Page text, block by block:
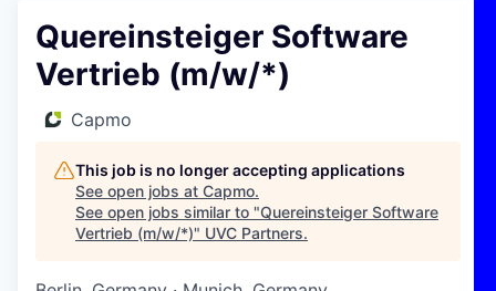
Quereinsteiger Software
Vertrieb (m/w/*)
Capmo
This job is no longer accepting applications
See open jobs at Capmo.
See open jobs similar to "Quereinsteiger Software
Vertrieb (m/w/*)" UVC Partners.